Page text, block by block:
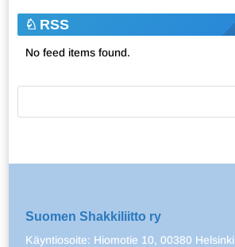
RSS
No feed items found.
Suomen Shakkiliitto ry
Käyntiosoite: Hiomotie 10, 00380 Helsinki